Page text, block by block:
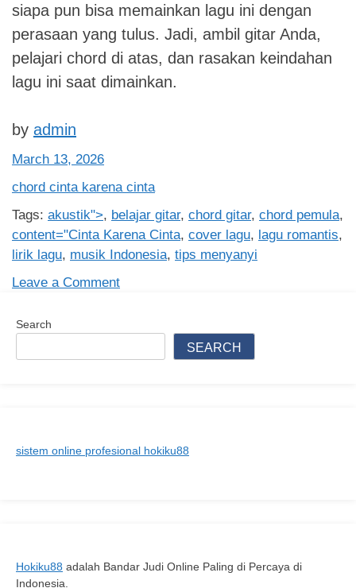
siapa pun bisa memainkan lagu ini dengan
perasaan yang tulus. Jadi, ambil gitar Anda,
pelajari chord di atas, dan rasakan keindahan
lagu ini saat dimainkan.
by admin
March 13, 2026
chord cinta karena cinta
Tags: akustik">, belajar gitar, chord gitar, chord pemula,
content="Cinta Karena Cinta, cover lagu, lagu romantis,
lirik lagu, musik Indonesia, tips menyanyi
Leave a Commenton
Karena
Gitar
Search
SEARCH
sistem online profesional hokiku88
Hokiku88 adalah Bandar Judi Online Paling di Percaya di
Indonesia.